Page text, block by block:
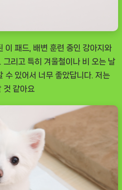
이 패드, 배변 훈련 중인 강아지와
리고 특히 겨울철이나 비 오는 날
수 있어서 너무 좋았답니다. 저는
것 같아요